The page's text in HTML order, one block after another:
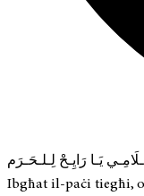
يَـا رَايِـحْ لِـلـحَـرَم
Ibgħat il-paċi tiegħi,